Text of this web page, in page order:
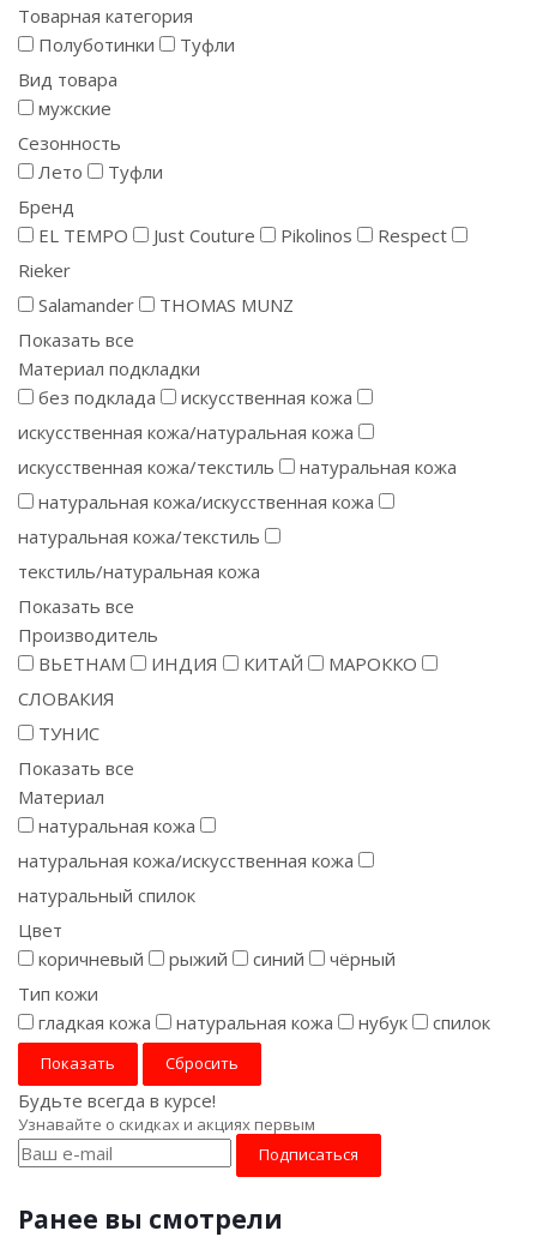
Товарная категория
Полуботинки
Туфли
Вид товара
мужские
Сезонность
Лето
Туфли
Бренд
EL TEMPO
Just Couture Pikolinos
Respect
Rieker
Salamander
THOMAS MUNZ
Показать все
Материал подкладки
без подклада
искусственная кожа
искусственная кожа/натуральная кожа
искусственная кожа/текстиль
натуральная кожа
натуральная кожа/искусственная кожа
натуральная кожа/текстиль
текстиль/натуральная кожа
Показать все
Производитель
ВЬЕТНАМ
ИНДИЯ КИТАЙ
МАРОККО
СЛОВАКИЯ
ТУНИС
Показать все
Материал
натуральная кожа
натуральная кожа/искусственная кожа
натуральный спилок
Цвет
коричневый
рыжий синий
чёрный
Тип кожи
гладкая кожа
натуральная кожа нубук спилок
Сбросить
Будьте всегда в курсе!
Узнавайте о скидках и акциях первым
Ранее вы смотрели